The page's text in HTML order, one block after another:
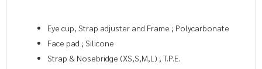
Eye cup, Strap adjuster and Frame ; Polycarbonate
Face pad ; Silicone
Strap & Nosebridge (XS,S,M,L) ; T.P.E.